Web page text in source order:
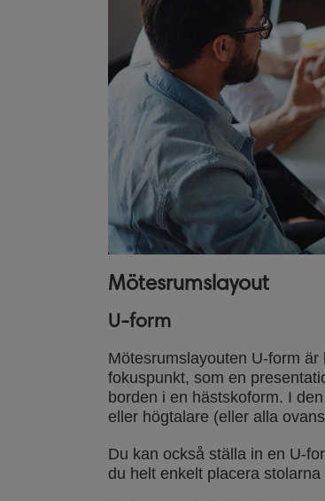
Mötesrumslayout
U-form
Mötesrumslayouten U-form
fokuspunkt, som en
borden i en hästskoform. I
eller högtalare (eller alla
Du kan också ställa in en U-
du helt enkelt placera